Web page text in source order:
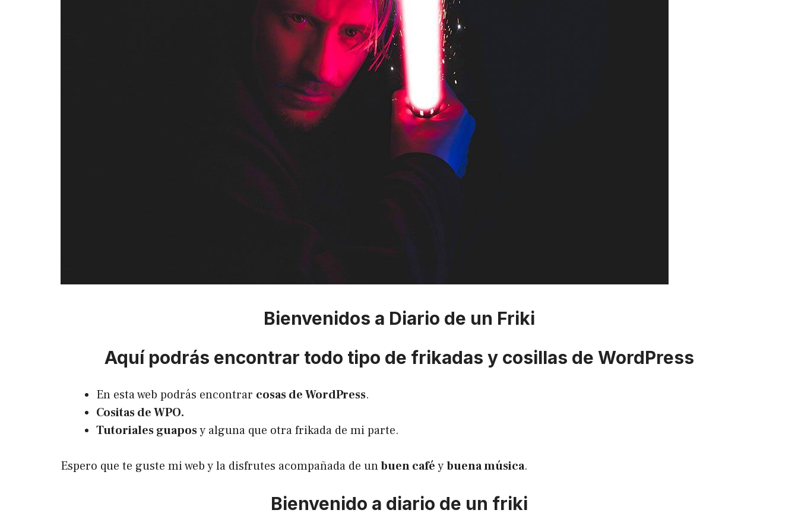
Bienvenidos a Diario de un Friki
Aquí podrás encontrar todo tipo de frikadas y cosillas de WordPress
En esta web podrás encontrar cosas de WordPress.
Cositas de WPO.
Tutoriales guaposy alguna que otra frikada de mi parte.
Espero que te guste mi web y la disfrutes acompañada de unbuen caféybuena música.
Bienvenido a diario de un friki